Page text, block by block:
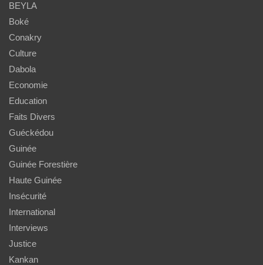
BEYLA
Boké
Conakry
Culture
Dabola
Economie
Education
Faits Divers
Guéckédou
Guinée
Guinée Forestière
Haute Guinée
Insécurité
International
Interviews
Justice
Kankan